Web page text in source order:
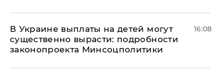
В Украине выплаты на детей могут
существенно вырасти: подробности
законопроекта Минсоцполитики
16:08